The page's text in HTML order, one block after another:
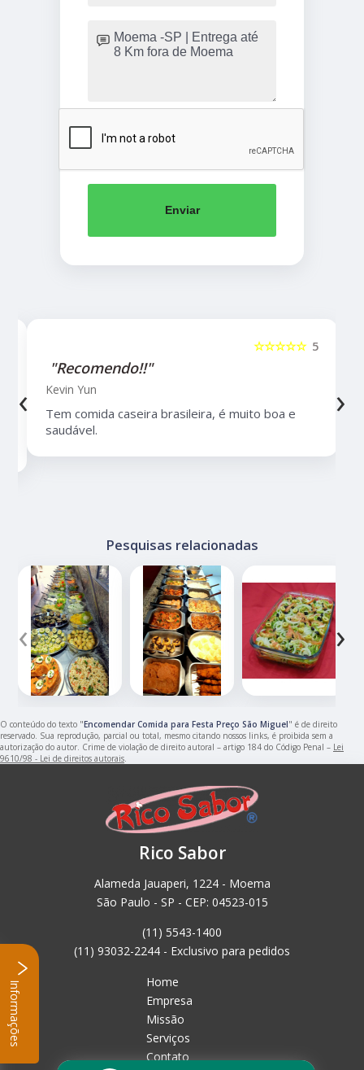
Enviar
5
☆☆☆☆☆
"Recomendo!!"
Kevin Yun
Tem comida caseira brasileira, é muito boa e
saudável.
‹ ›
Pesquisas relacionadas
‹ ›
O conteúdo do texto "Encomendar Comida para Festa Preço São Miguel" é de direito
reservado. Sua reprodução, parcial ou total, mesmo citando nossos links, é proibida sem a
autorização do autor. Crime de violação de direito autoral – artigo 184 do Código Penal – Lei
9610/98 - Lei de direitos autorais.
Rico Sabor
Alameda Jauaperi, 1224 - Moema
São Paulo - SP - CEP: 04523-015
(11) 5543-1400
(11) 93032-2244 - Exclusivo para pedidos
Home
Empresa
Missão
Serviços
Contato
Informações